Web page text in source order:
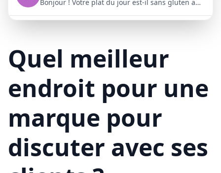
Quel meilleur
endroit pour une
marque pour
discuter avec ses
Bonjour ! Votre plat du jour est-il sans gluten aujourd'hui ?